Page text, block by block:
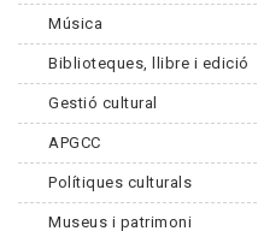
Música
Biblioteques, llibre i edició
Gestió cultural
APGCC
Polítiques culturals
Museus i patrimoni